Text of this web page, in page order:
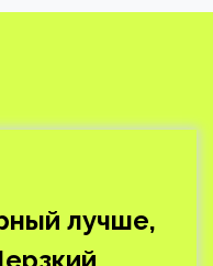
лучше,